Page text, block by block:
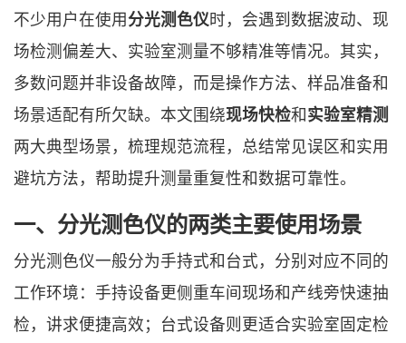
不少用户在使用分光测色仪时，会遇到数据波动、现
场检测偏差大、实验室测量不够精准等情况。其实，
多数问题并非设备故障，而是操作方法、样品准备和
场景适配有所欠缺。本文围绕现场快检和实验室精测
两大典型场景，梳理规范流程，总结常见误区和实用
避坑方法，帮助提升测量重复性和数据可靠性。
一、分光测色仪的两类主要使用场景
分光测色仪一般分为手持式和台式，分别对应不同的
工作环境：手持设备更侧重车间现场和产线旁快速抽
检，讲求便捷高效；台式设备则更适合实验室固定检